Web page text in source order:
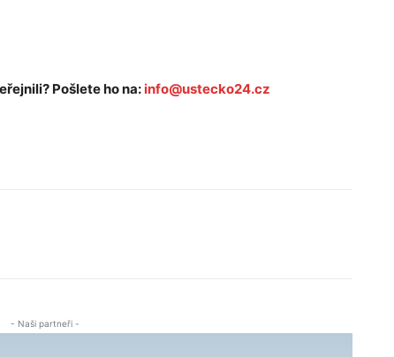
Pošlete ho na: info@ustecko24.cz
- Naši partneři -